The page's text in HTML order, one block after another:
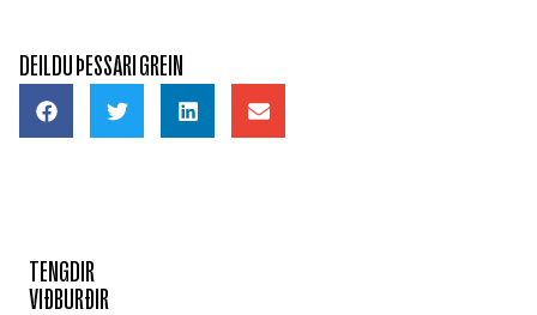
DEILDU ÞESSARI GREIN
TENGDIR
VIÐBURÐIR